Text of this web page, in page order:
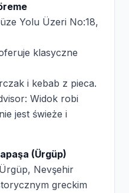
Yolu Üzeri No:18,
klasyczne
i kebab z pieca.
Widok robi
jest świeże i
(Ürgüp)
Nevşehir
greckim